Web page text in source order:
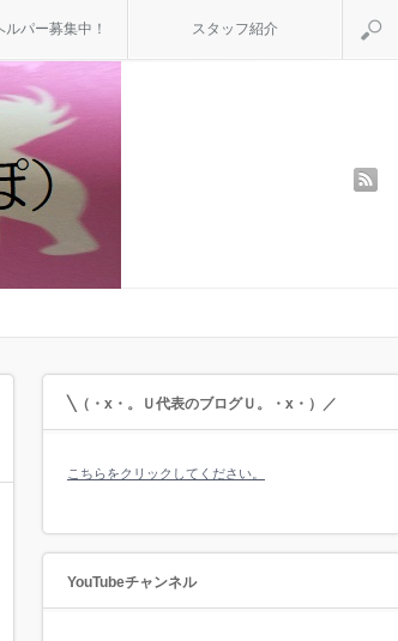
ルパー募集中！ スタッフ紹介
╲（・x・。Ｕ代表のブログＵ。・x・）／
こちらをクリックしてください。
YouTubeチャンネル